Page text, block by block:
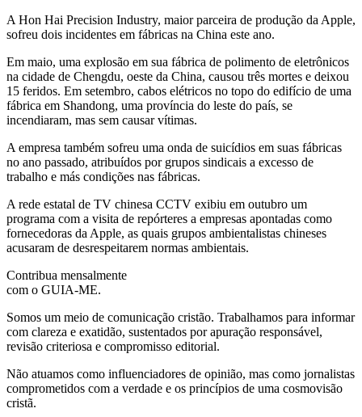
A Hon Hai Precision Industry, maior parceira de produção da Apple,
sofreu dois incidentes em fábricas na China este ano.
Em maio, uma explosão em sua fábrica de polimento de eletrônicos
na cidade de Chengdu, oeste da China, causou três mortes e deixou
15 feridos. Em setembro, cabos elétricos no topo do edifício de uma
fábrica em Shandong, uma província do leste do país, se
incendiaram, mas sem causar vítimas.
A empresa também sofreu uma onda de suicídios em suas fábricas
no ano passado, atribuídos por grupos sindicais a excesso de
trabalho e más condições nas fábricas.
A rede estatal de TV chinesa CCTV exibiu em outubro um
programa com a visita de repórteres a empresas apontadas como
fornecedoras da Apple, as quais grupos ambientalistas chineses
acusaram de desrespeitarem normas ambientais.
Contribua mensalmente
com o GUIA-ME.
Somos um meio de comunicação cristão. Trabalhamos para informar
com clareza e exatidão, sustentados por apuração responsável,
revisão criteriosa e compromisso editorial.
Não atuamos como influenciadores de opinião, mas como jornalistas
comprometidos com a verdade e os princípios de uma cosmovisão
cristã.